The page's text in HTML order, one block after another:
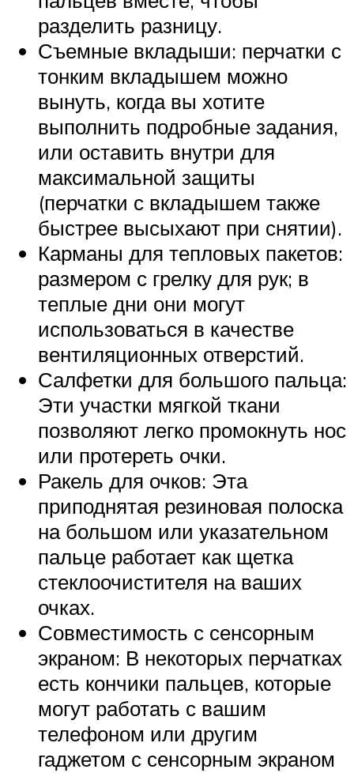
разделить разницу.
Съемные вкладыши: перчатки с
тонким вкладышем можно
вынуть, когда вы хотите
выполнить подробные задания,
или оставить внутри для
максимальной защиты
(перчатки с вкладышем также
быстрее высыхают при снятии).
Карманы для тепловых пакетов:
размером с грелку для рук; в
теплые дни они могут
использоваться в качестве
вентиляционных отверстий.
Салфетки для большого пальца:
Эти участки мягкой ткани
позволяют легко промокнуть нос
или протереть очки.
Ракель для очков: Эта
приподнятая резиновая полоска
на большом или указательном
пальце работает как щетка
стеклоочистителя на ваших
очках.
Совместимость с сенсорным
экраном: В некоторых перчатках
есть кончики пальцев, которые
могут работать с вашим
телефоном или другим
гаджетом с сенсорным экраном